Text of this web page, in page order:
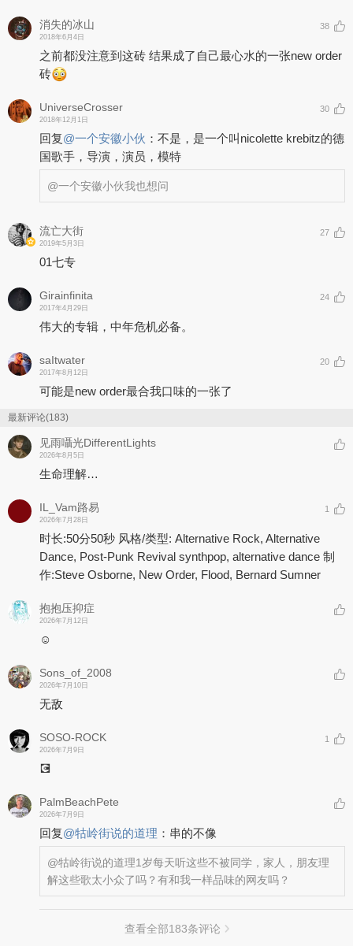
消失的冰山
2018年6月4日
38
之前都没注意到这砖 结果成了自己最心水的一张new order
砖
UniverseCrosser
2018年12月1日
30
回复@一个安徽小伙 ： 不是，是一个叫nicolette krebitz的德
国歌手，导演，演员，模特
@一个安徽小伙我也想问
流亡大街
2019年5月3日
27
01七专
Girainfinita
2017年4月29日
24
伟大的专辑，中年危机必备。
saItwater
2017年8月12日
20
可能是new order最合我口味的一张了
最新评论(183)
见雨囁光DifferentLights
2026年8月5日
生命理解…
IL_Vam路易
2026年7月28日
1
时长:50分50秒 风格/类型: Alternative Rock, Alternative
Dance, Post-Punk Revival synthpop, alternative dance 制
作:Steve Osborne, New Order, Flood, Bernard Sumner
抱抱压抑症
2026年7月12日
☺️
Sons_of_2008
2026年7月10日
无敌
SOSO-ROCK
2026年7月9日
1
💽
PalmBeachPete
2026年7月9日
回复@牯岭街说的道理 ： 串的不像
@牯岭街说的道理1岁每天听这些不被同学，家人，朋友理
解这些歌太小众了吗？有和我一样品味的网友吗？
查看全部183条评论